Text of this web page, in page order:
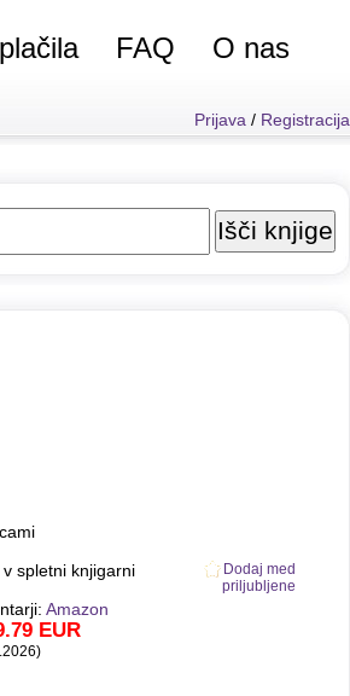
FAQ O nas
Prijava / Registracija
v spletni knjigarni
Amazon
EUR
Dodaj med
priljubljene